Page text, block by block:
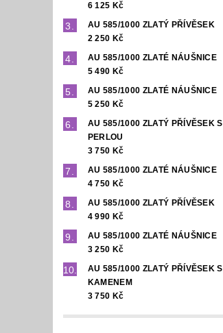
6 125 Kč
AU 585/1000 ZLATÝ PŘÍVĚSEK
2 250 Kč
AU 585/1000 ZLATÉ NÁUŠNICE
5 490 Kč
AU 585/1000 ZLATÉ NÁUŠNICE
5 250 Kč
AU 585/1000 ZLATÝ PŘÍVĚSEK S
PERLOU
3 750 Kč
AU 585/1000 ZLATÉ NÁUŠNICE
4 750 Kč
AU 585/1000 ZLATÝ PŘÍVĚSEK
4 990 Kč
AU 585/1000 ZLATÉ NÁUŠNICE
3 250 Kč
AU 585/1000 ZLATÝ PŘÍVĚSEK S
KAMENEM
3 750 Kč